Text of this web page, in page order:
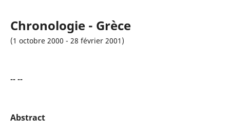
Chronologie - Grèce
(1 octobre 2000 - 28 février 2001)
-- --
Abstract